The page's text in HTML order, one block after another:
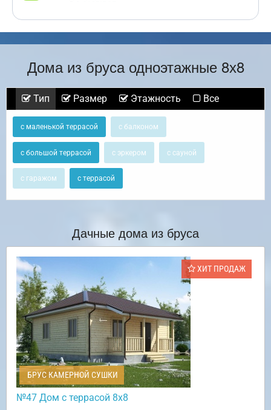
Дома из бруса одноэтажные 8х8
Тип Размер Этажность Все
с маленькой террасой с балконом
с большой террасой с эркером с сауной
с гаражом с террасой
Дачные дома из бруса
ХИТ ПРОДАЖ
БРУС КАМЕРНОЙ СУШКИ
№47 Дом с террасой 8х8